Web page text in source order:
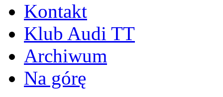
Kontakt
Klub Audi TT
Archiwum
Na górę